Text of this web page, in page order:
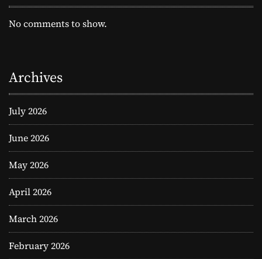
No comments to show.
Archives
July 2026
June 2026
May 2026
April 2026
March 2026
February 2026